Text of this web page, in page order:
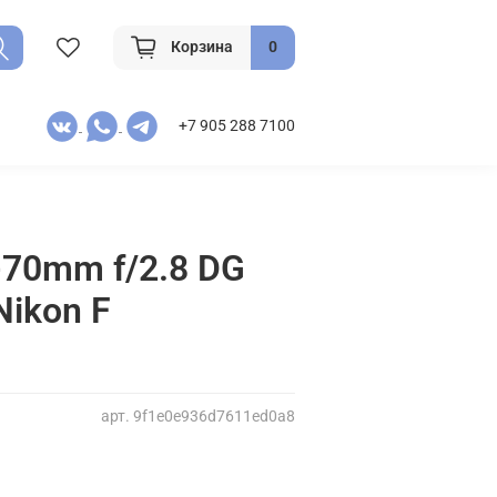
Корзина 0
+7 905 288 7100
арт. 9f1e0e936d7611ed0a8
f/2.8 DG
F